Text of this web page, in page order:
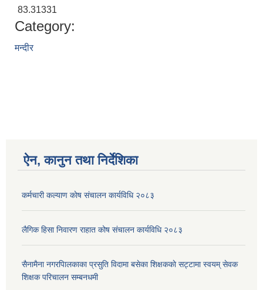
83.31331
Category:
मन्दीर
ऐन, कानुन तथा निर्देशिका
कर्मचारी कल्याण काेष संचालन कार्यविधि २०८३
लैगिक हिसा निवारण राहात कोष संचालन कार्यविधि २०८३
सैनामैना नगरपािलकाका प्रसुति विदामा बसेका शिक्षककाे सट्टामा स्वयम् सेवक
शिक्षक परिचालन सम्बनधमी